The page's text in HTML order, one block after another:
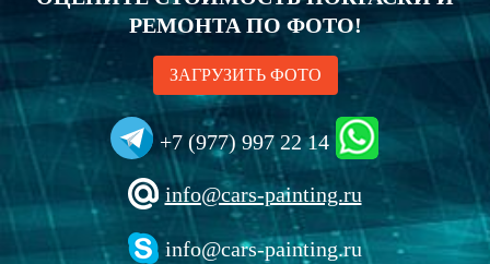
РЕМОНТА ПО ФОТО!
ЗАГРУЗИТЬ ФОТО
+7 (977) 997 22 14
info@cars-painting.ru
info@cars-painting.ru